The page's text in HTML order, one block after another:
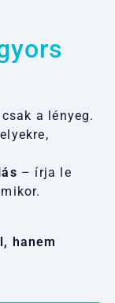
a lényeg.
– írja le
hanem